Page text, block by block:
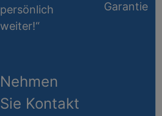
persönlich
weiter!“
Nehmen
Sie Kontakt
Garantie